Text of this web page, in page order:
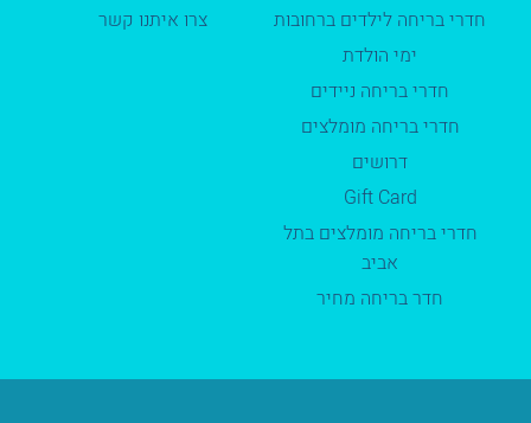
צרו איתנו קשר
חדרי בריחה לילדים ברחובות
ימי הולדת
חדרי בריחה ניידים
חדרי בריחה מומלצים
דרושים
Gift Card
חדרי בריחה מומלצים בתל
אביב
חדר בריחה מחיר